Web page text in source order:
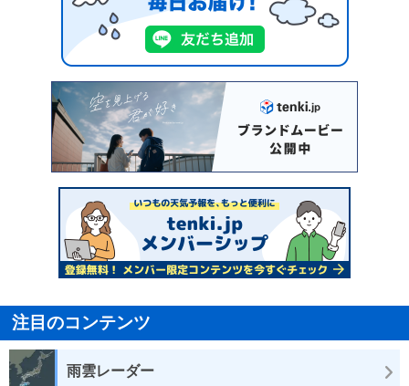
注目のコンテンツ
雨雲レーダー